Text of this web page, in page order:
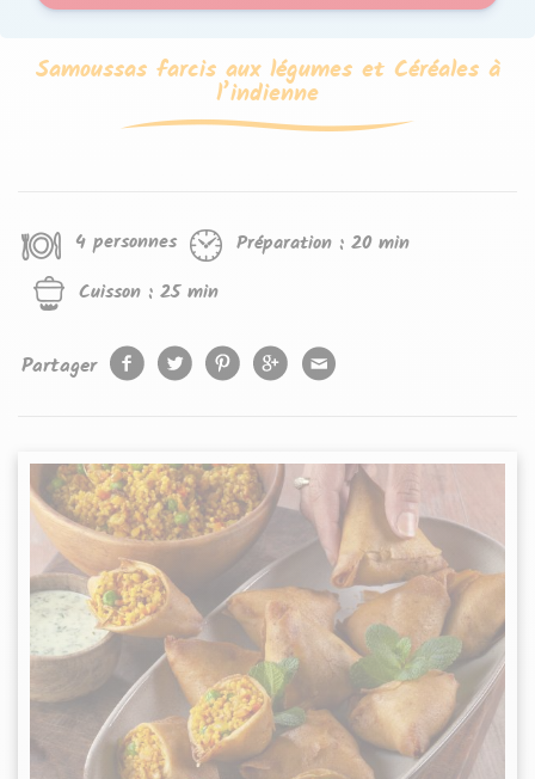
Samoussas farcis aux légumes et Céréales à
l’indienne
4 personnes Préparation : 20 min
Cuisson : 25 min
Partager